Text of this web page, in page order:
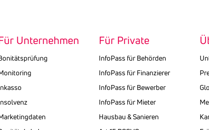
Unternehmen Für Private
InfoPass für Behörden
InfoPass für Finanzierer
InfoPass für Bewerber
InfoPass für Mieter
Hausbau & Sanieren